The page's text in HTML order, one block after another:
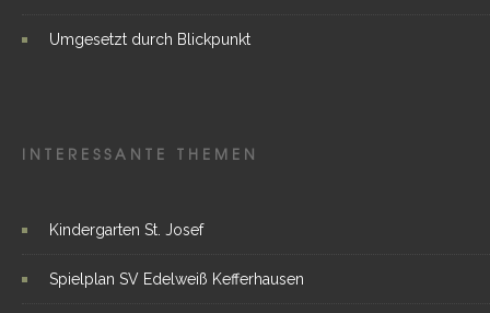
Umgesetzt durch Blickpunkt
INTERESSANTE THEMEN
Kindergarten St. Josef
Spielplan SV Edelweiß Kefferhausen